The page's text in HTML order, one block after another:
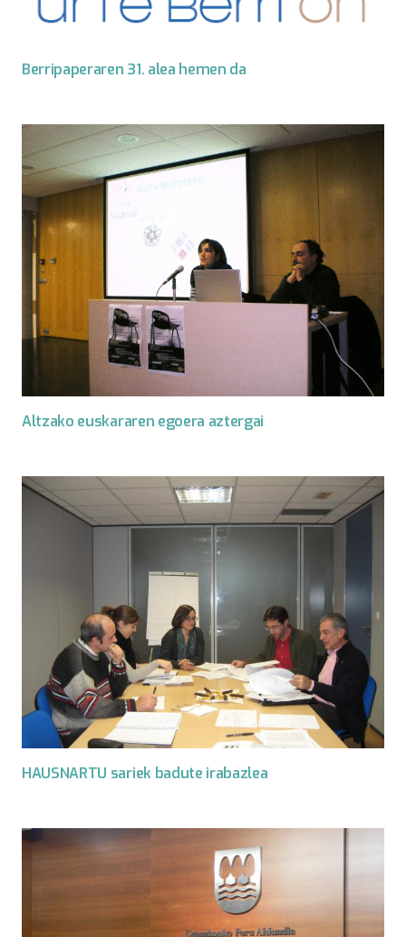
Berripaperaren 31. alea hemen da
Altzako euskararen egoera aztergai
HAUSNARTU sariek badute irabazlea